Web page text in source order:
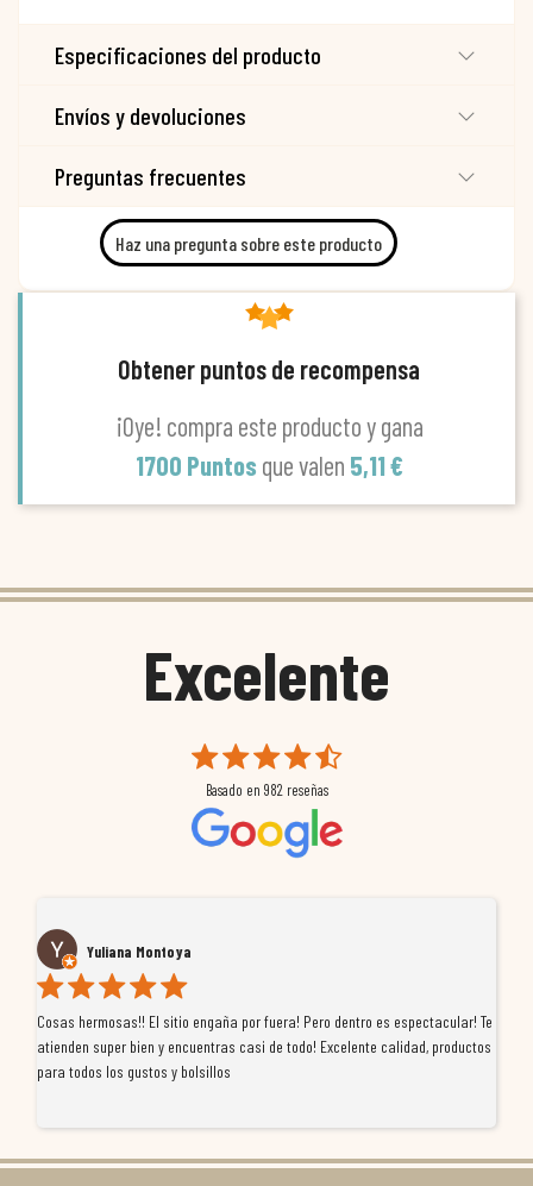
Especificaciones del producto
Envíos y devoluciones
Preguntas frecuentes
Haz una pregunta sobre este producto
Obtener puntos de recompensa
¡Oye! compra este producto y gana
1700 Puntos que valen 5,11 €
Excelente
Basado en 982 reseñas
Yuliana Montoya
Cosas hermosas!! El sitio engaña por fuera! Pero dentro es espectacular! Te
atienden super bien y encuentras casi de todo! Excelente calidad, productos
para todos los gustos y bolsillos